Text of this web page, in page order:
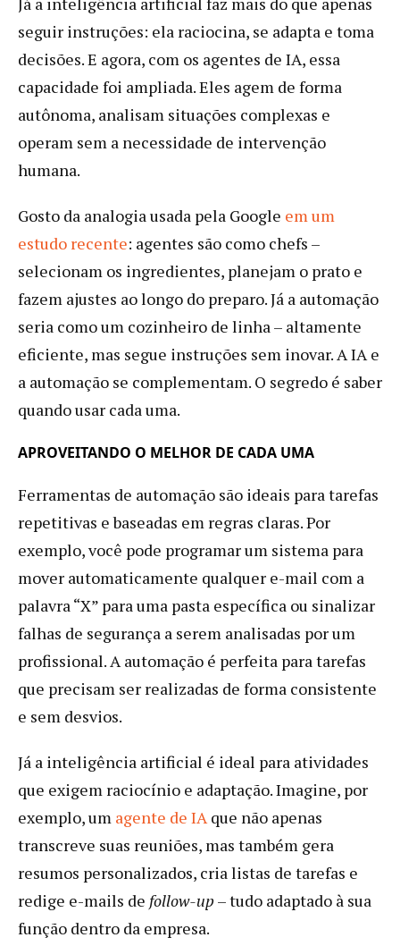
seguir instruções: ela raciocina, se adapta e toma
decisões. E agora, com os agentes de IA, essa
capacidade foi ampliada. Eles agem de forma
autônoma, analisam situações complexas e
operam sem a necessidade de intervenção
humana.
Gosto da analogia usada pela Google em um
estudo recente: agentes são como chefs –
selecionam os ingredientes, planejam o prato e
fazem ajustes ao longo do preparo. Já a automação
seria como um cozinheiro de linha – altamente
eficiente, mas segue instruções sem inovar. A IA e
a automação se complementam. O segredo é saber
quando usar cada uma.
APROVEITANDO O MELHOR DE CADA UMA
Ferramentas de automação são ideais para tarefas
repetitivas e baseadas em regras claras. Por
exemplo, você pode programar um sistema para
mover automaticamente qualquer e-mail com a
palavra “X” para uma pasta específica ou sinalizar
falhas de segurança a serem analisadas por um
profissional. A automação é perfeita para tarefas
que precisam ser realizadas de forma consistente
e sem desvios.
Já a inteligência artificial é ideal para atividades
que exigem raciocínio e adaptação. Imagine, por
exemplo, um agente de IAque não apenas
transcreve suas reuniões, mas também gera
resumos personalizados, cria listas de tarefas e
redige e-mails de follow-up– tudo adaptado à sua
função dentro da empresa.